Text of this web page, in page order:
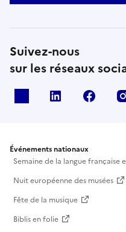
Suivez-nous
sur les réseaux
Linkedin
Événements nationaux
Semaine de la langue française
Nuit européenne des musées
Fête de la musique
Biblis en folie